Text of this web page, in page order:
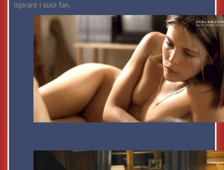
ispirare i suoi fan.